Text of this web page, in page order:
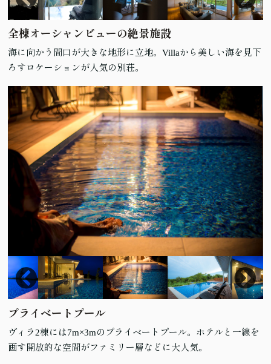
全棟オーシャンビューの絶景施設
海に向かう間口が大きな地形に立地。Villaから美しい海を見下
ろすロケーションが人気の別荘。
プライベートプール
ヴィラ2棟には7m×3mのプライベートプール。ホテルと一線を
画す開放的な空間がファミリー層などに大人気。